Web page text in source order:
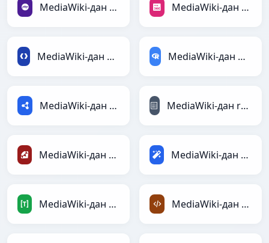
MediaWiki-дан PHP-ға MediaWiki-дан PNG-ға
MediaWiki-дан Protobuf-ға MediaWiki-дан RDataFrame-ға
MediaWiki-дан RDF-ға MediaWiki-дан reStructuredText-ға
MediaWiki-дан Ruby-ға MediaWiki-дан Magic-ға
MediaWiki-дан TOML-ға MediaWiki-дан XML-ға